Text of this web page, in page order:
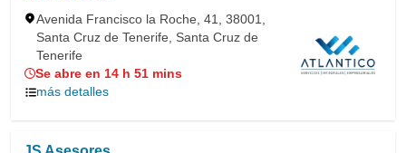
Avenida Francisco la Roche, 41, 38001,
Santa Cruz de Tenerife, Santa Cruz de
Tenerife
Se abre en 14 h 51 mins
más detalles